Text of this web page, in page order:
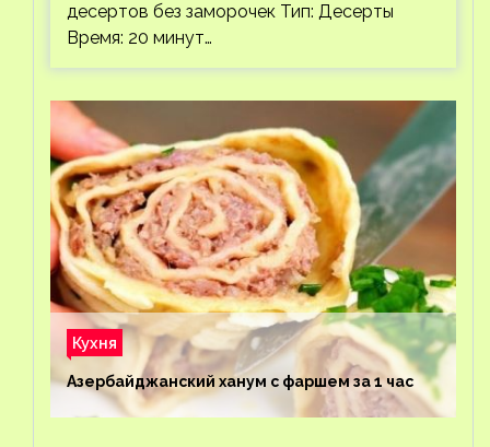
десертов без заморочек Тип: Десерты
Время: 20 минут…
Кухня
Азербайджанский ханум с фаршем за 1 час